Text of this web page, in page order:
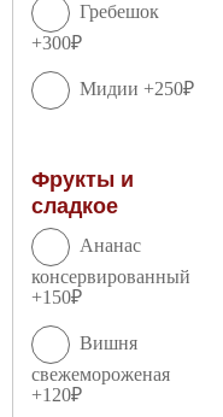
Гребешок
+300₽
Мидии +250₽
Фрукты и
сладкое
Ананас
консервированный
+150₽
Вишня
свежемороженая
+120₽